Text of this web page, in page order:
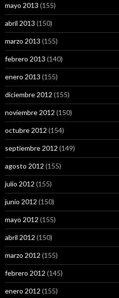
mayo 2013 (155)
abril 2013 (150)
marzo 2013 (155)
febrero 2013 (140)
enero 2013 (155)
diciembre 2012 (155)
noviembre 2012 (150)
octubre 2012 (154)
septiembre 2012 (149)
agosto 2012 (155)
julio 2012 (155)
junio 2012 (150)
mayo 2012 (155)
abril 2012 (150)
marzo 2012 (155)
febrero 2012 (145)
enero 2012 (155)